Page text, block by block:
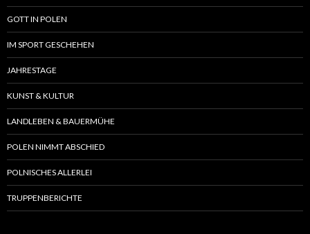
GOTT IN POLEN
IM SPORT GESCHEHEN
JAHRESTAGE
KUNST & KULTUR
LANDLEBEN & BAUERMÜHE
POLEN NIMMT ABSCHIED
POLNISCHES ALLERLEI
TRUPPENBERICHTE